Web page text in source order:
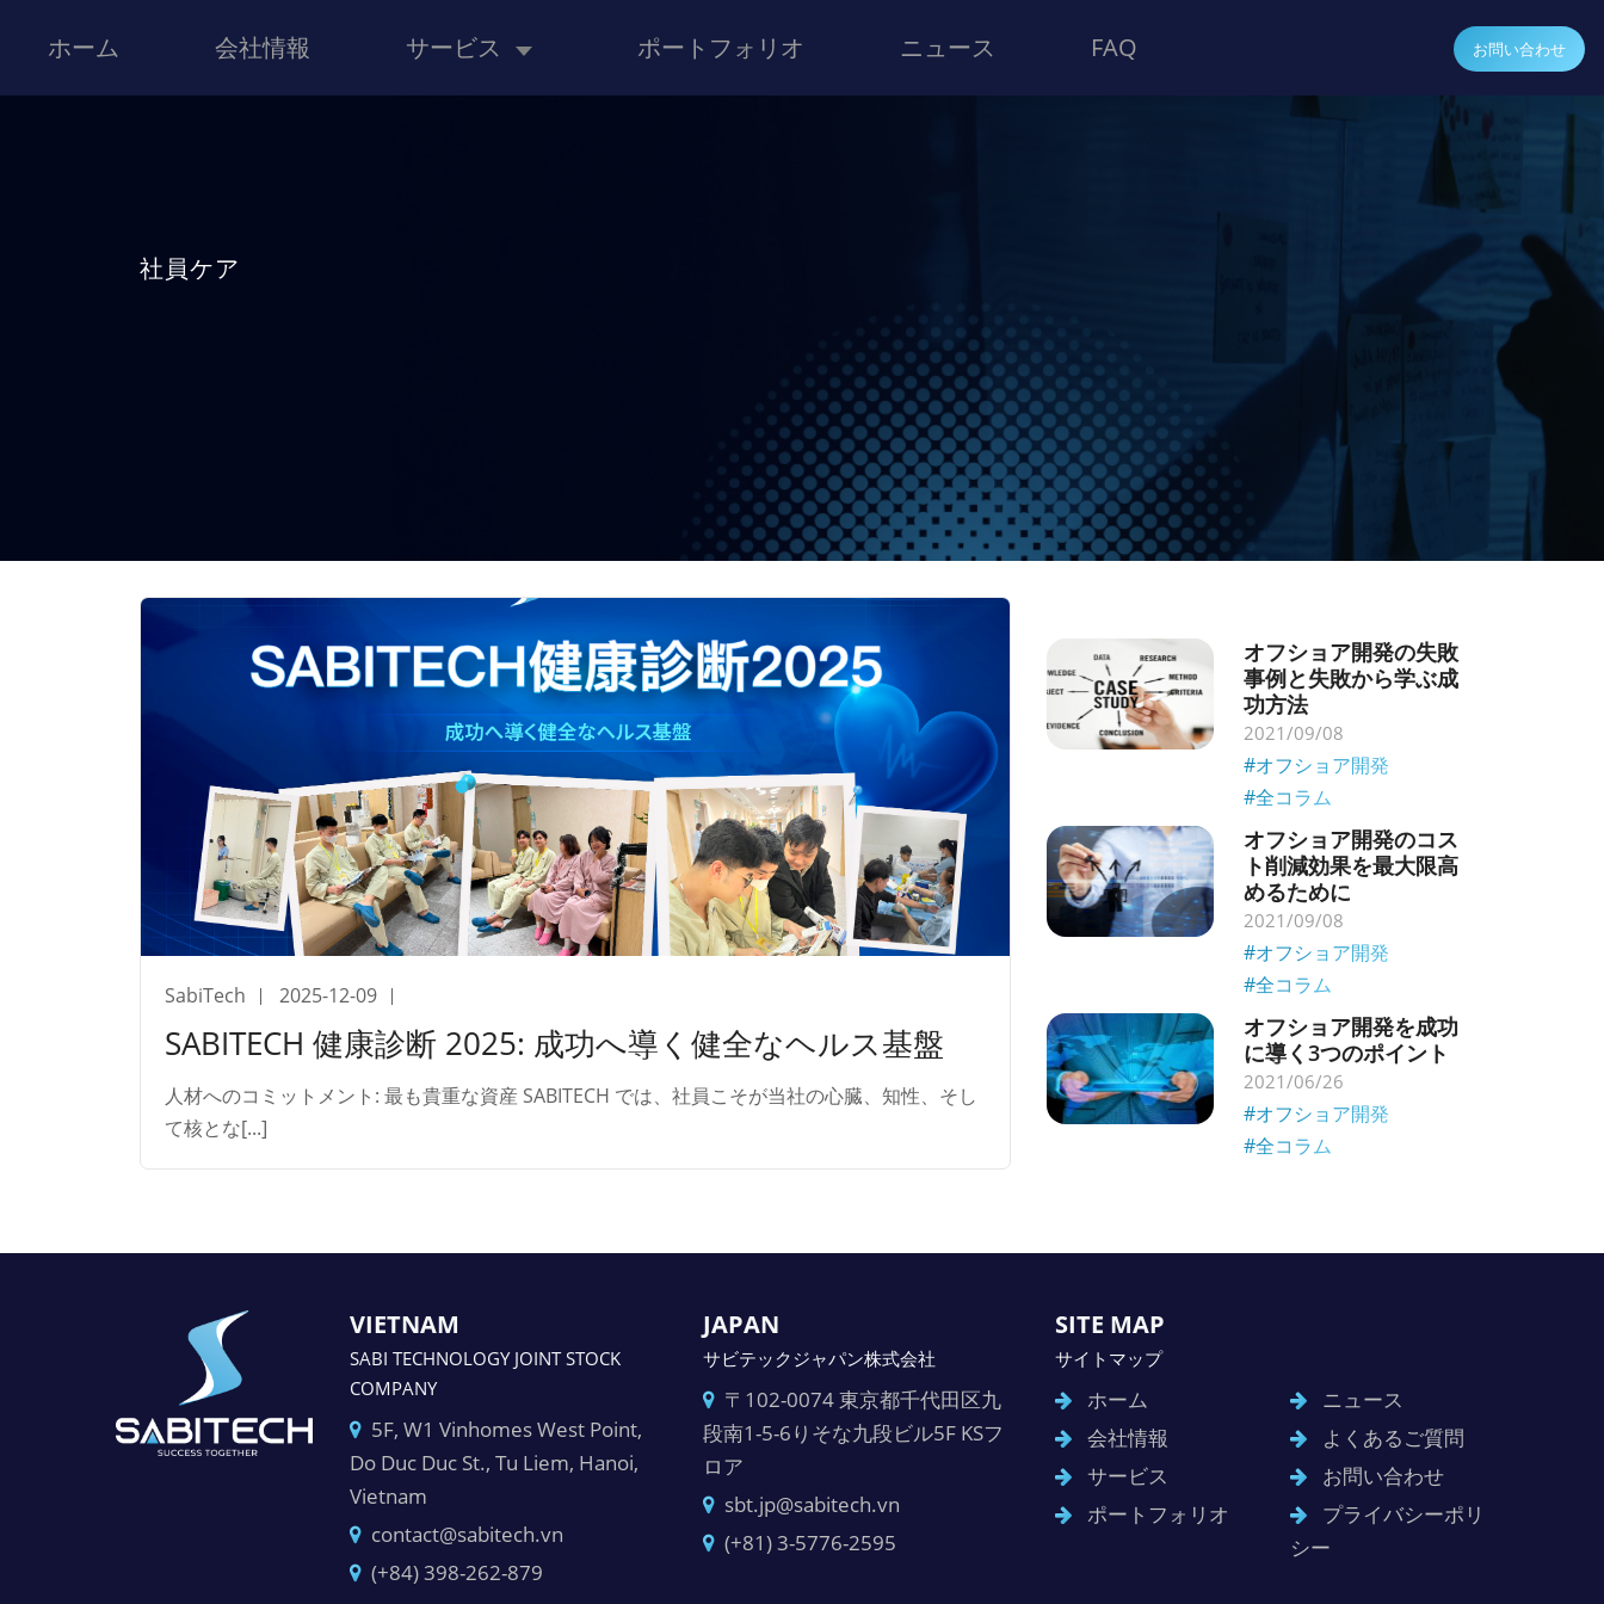
ホーム 会社情報 サービス ポートフォリオ ニュース FAQ お問い合わせ
社員ケア
オフショア開発の失敗
事例と失敗から学ぶ成
功方法
2021/09/08
#オフショア開発
#全コラム
オフショア開発のコス
ト削減効果を最大限高
めるために
2021/09/08
#オフショア開発
#全コラム
オフショア開発を成功
に導く3つのポイント
2021/06/26
#オフショア開発
#全コラム
SabiTech 2025-12-09
SABITECH 健康診断 2025: 成功へ導く健全なヘルス基盤
人材へのコミットメント: 最も貴重な資産 SABITECH では、社員こそが当社の心臓、知性、そし
て核とな[...]
VIETNAM
SABI TECHNOLOGY JOINT STOCK
COMPANY
5F, W1 Vinhomes West Point,
Do Duc Duc St., Tu Liem, Hanoi,
Vietnam
contact@sabitech.vn
(+84) 398-262-879
JAPAN
サビテックジャパン株式会社
〒102-0074 東京都千代田区九
段南1-5-6りそな九段ビル5F KSフ
ロア
sbt.jp@sabitech.vn
(+81) 3-5776-2595
SITE MAP
サイトマップ
ホーム
会社情報
サービス
ポートフォリオ
ニュース
よくあるご質問
お問い合わせ
プライバシーポリ
シー